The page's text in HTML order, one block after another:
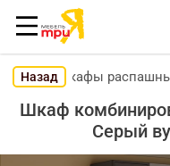
НазадШкафы
Шкаф
Серый